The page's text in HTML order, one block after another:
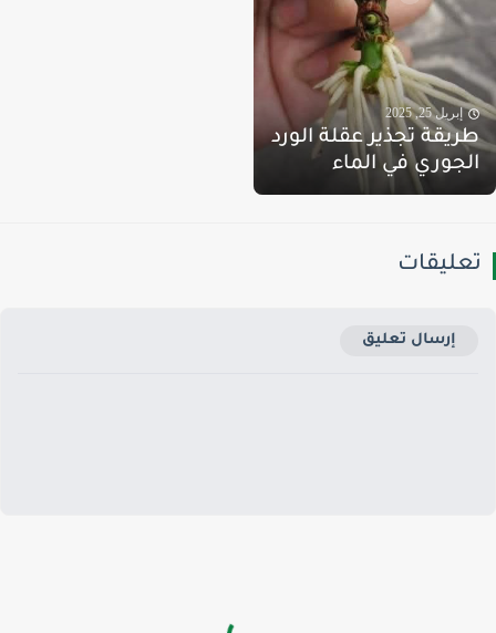
إبريل 25, 2025
تجذير عقلة الورد
في الماء
إرسال تعليق